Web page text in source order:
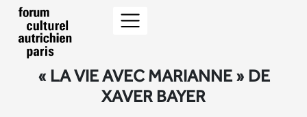
« LA VIE AVEC MARIANNE » DE
XAVER BAYER